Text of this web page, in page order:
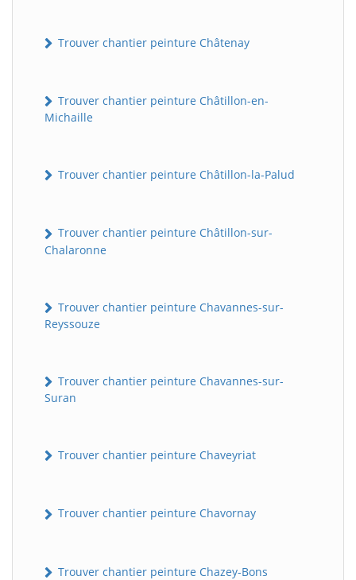
Trouver chantier peinture Châtenay
Trouver chantier peinture Châtillon-en-
Michaille
Trouver chantier peinture Châtillon-la-Palud
Trouver chantier peinture Châtillon-sur-
Chalaronne
Trouver chantier peinture Chavannes-sur-
Reyssouze
Trouver chantier peinture Chavannes-sur-
Suran
Trouver chantier peinture Chaveyriat
Trouver chantier peinture Chavornay
Trouver chantier peinture Chazey-Bons